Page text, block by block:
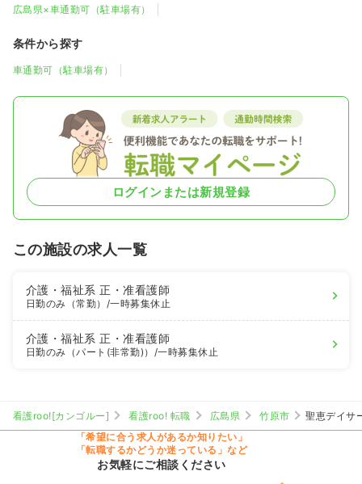
広島県×車通勤可（駐車場有）
条件から探す
車通勤可（駐車場有）
ログインまたは新規登録
この施設の求人一覧
介護・福祉系正・准看護師
日勤のみ（常勤） /一時募集休止
介護・福祉系正・准看護師
日勤のみ（パート(非常勤)） /一時募集休止
看護roo![カンゴルー] 看護roo! 転職 広島県 竹原市
聖恵デイサ
「希望に合う求人があるか知りたい」
「転職するかどうか迷っている」など
お気軽にご相談ください